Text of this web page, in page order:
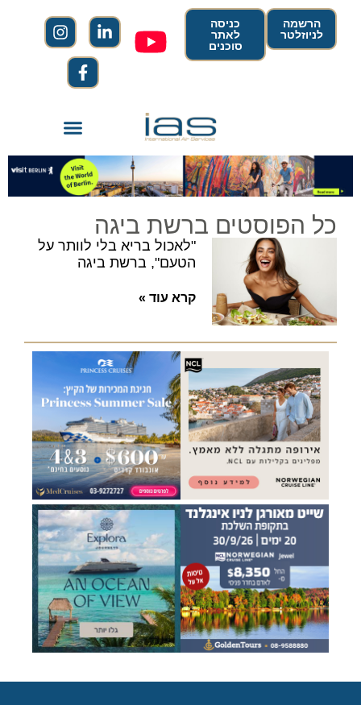
הרשמה
לניוזלטר
כניסה
לאתר
סוכנים
כל הפוסטים ברשת ביגה
"לאכול בריא בלי לוותר על
הטעם", ברשת ביגה
קרא עוד »